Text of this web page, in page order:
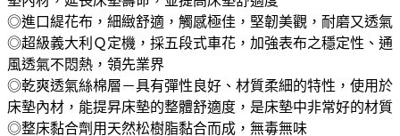
◎進口緹花布，細緻舒適，觸感極佳，堅韌美觀，耐磨又透氣
◎超級義大利Ｑ定機，採五段式車花，加強表布之穩定性、通
風透氣不悶熱，領先業界
◎乾爽透氣絲棉層－具有彈性良好、材質柔細的特性，使用於
床墊內材，能提昇床墊的整體舒適度，是床墊中非常好的材質
◎整床黏合劑用天然松樹脂黏合而成，無毒無味